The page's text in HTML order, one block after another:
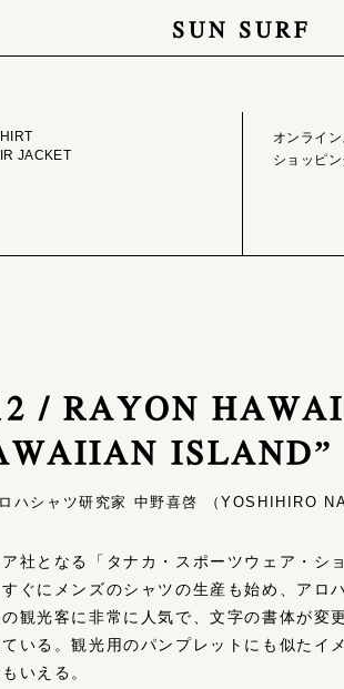
SUN SURF
ONLINE
JACKET
オンライ
ショッピン
/ RAYON
ISLAND”
シャツ研究家 中野喜啓 （YOSHIHIRO
社となる「タナカ・スポーツウェア・
ぐにメンズのシャツの生産も始め、ア
観光客に非常に人気で、文字の書体が変
いる。観光用のパンプレットにも似たイ
いえる。